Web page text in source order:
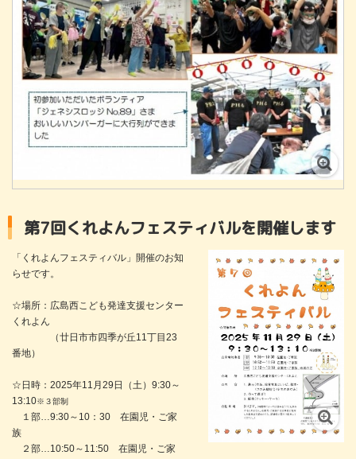
第7回くれよんフェスティバルを開催します
「くれよんフェスティバル」開催のお知
らせです。
☆場所：広島西こども発達支援センター
くれよん
（廿日市市四季が丘11丁目23
番地）
☆日時：2025年11月29日（土）9:30～
13:10※３部制
１部…9:30～10：30 在園児・ご家
族
２部…10:50～11:50 在園児・ご家